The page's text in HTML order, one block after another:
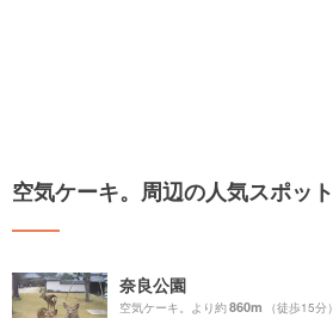
空気ケーキ。周辺の人気スポット
奈良公園
空気ケーキ。より約860m （徒歩15分）